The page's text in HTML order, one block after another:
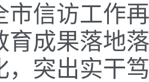
市信访工作
育成果落地
，突出实干